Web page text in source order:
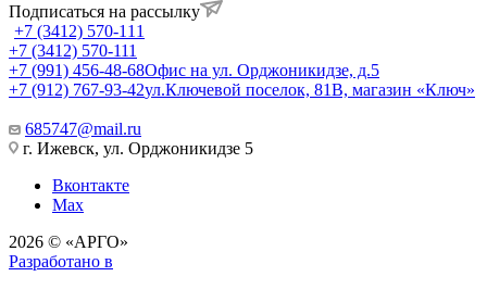
Подписаться на рассылку
+7 (3412) 570-111
+7 (3412) 570-111
+7 (991) 456-48-68Офис на ул. Орджоникидзе, д.5
+7 (912) 767-93-42ул.Ключевой поселок, 81В, магазин «Ключ»
685747@mail.ru
г. Ижевск, ул. Орджоникидзе 5
Вконтакте
Max
2026 © «АРГО»
Разработано в